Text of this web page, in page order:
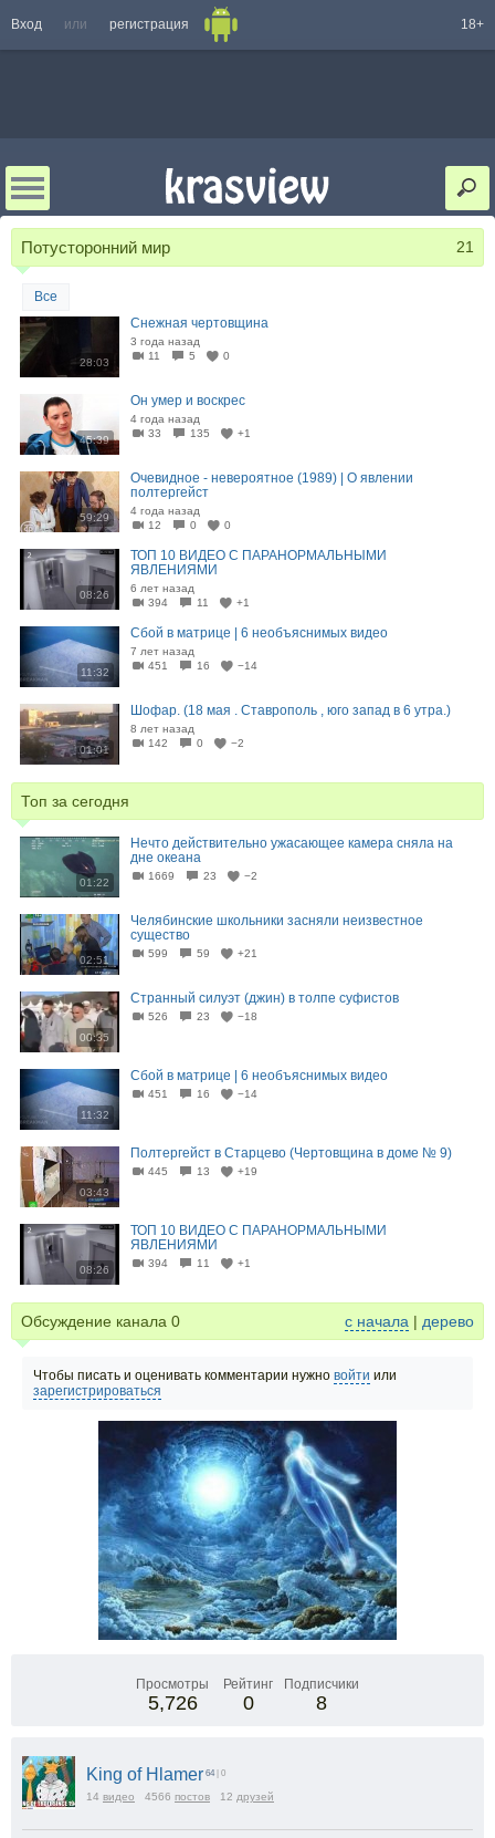
Вход или регистрация 18+
Потусторонний мир 21
Все
28:03
Снежная чертовщина
3 года назад
11
5 0
45:39
Он умер и воскрес
4 года назад
33
135 +1
59:29
Очевидное - невероятное (1989) | О явлении
полтергейст
4 года назад
12
0 0
08:26
ТОП 10 ВИДЕО С ПАРАНОРМАЛЬНЫМИ
ЯВЛЕНИЯМИ
6 лет назад
394
11 +1
11:32
Сбой в матрице | 6 необъяснимых видео
7 лет назад
451
16 −14
01:01
Шофар. (18 мая . Ставрополь , юго запад в 6 утра.)
8 лет назад
142
0 −2
Топ за сегодня
01:22
Нечто действительно ужасающее камера сняла на
дне океана
1669 23 −2
02:51
Челябинские школьники засняли неизвестное
существо
599 59 +21
00:35
Странный силуэт (джин) в толпе суфистов
526 23 −18
11:32
Сбой в матрице | 6 необъяснимых видео
451 16 −14
03:43
Полтергейст в Старцево (Чертовщина в доме № 9)
445 13 +19
08:26
ТОП 10 ВИДЕО С ПАРАНОРМАЛЬНЫМИ
ЯВЛЕНИЯМИ
394 11 +1
Обсуждение канала 0 с начала | дерево
Чтобы писать и оценивать комментарии нужно войти или
зарегистрироваться
Просмотры
5,726
Рейтинг
0
Подписчики
8
King of Hlamer 64 | 0
14 видео 4566 постов 12 друзей